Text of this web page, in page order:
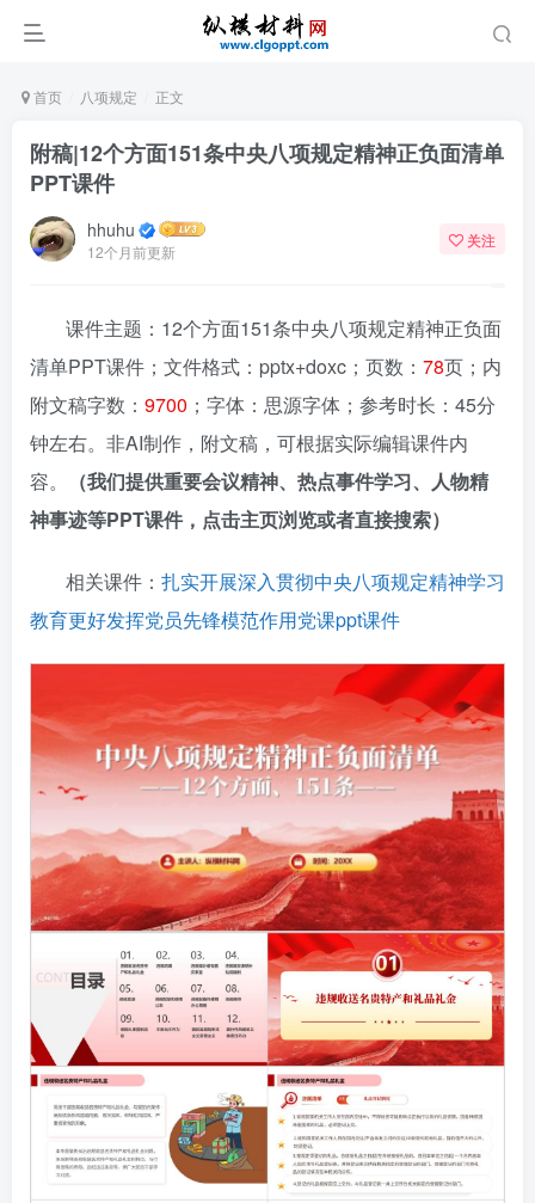
首页 八项规定 正文
附稿|12个方面151条中央八项规定精神正负面清单
PPT课件
hhuhu
12个月前更新
关注
课件主题：12个方面151条中央八项规定精神正负面
清单PPT课件；文件格式：pptx+doxc；页数： 78页；内
附文稿字数： 9700 ；字体：思源字体；参考时长：45分
钟左右。非AI制作，附文稿，可根据实际编辑课件内
容。
（我们提供重要会议精神、热点事件学习、人物精
神事迹等PPT课件，点击主页浏览或者直接搜索）
相关课件： 扎实开展深入贯彻中央八项规定精神学习
教育更好发挥党员先锋模范作用党课ppt课件